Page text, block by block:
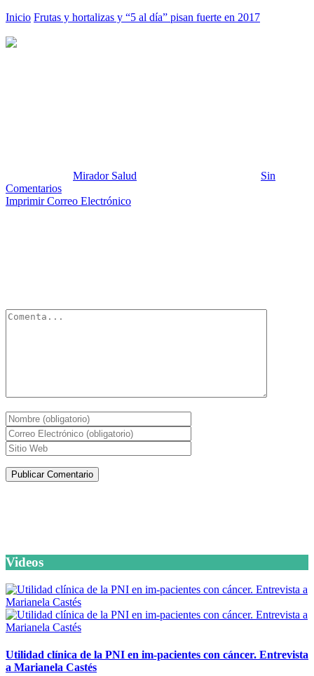
Inicio Frutas y hortalizas y “5 al día” pisan fuerte en 2017
Mirador Salud
Sin
Comentarios
Imprimir Correo Electrónico
Videos
Utilidad clínica de la PNI en im-pacientes con cáncer. Entrevista
a Marianela Castés